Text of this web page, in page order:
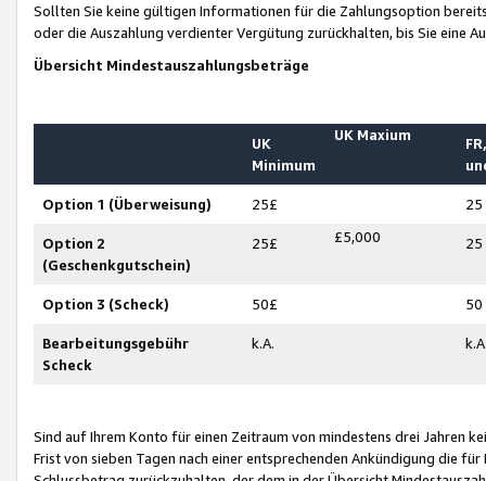
Sollten Sie keine gültigen Informationen für die Zahlungsoption
oder die Auszahlung verdienter Vergütung zurückhalten, bis Sie
Übersicht Mindestauszahlungsbeträge
UK
Minimum
UK Maxium
Option 1 (Überweisung) 25£ 25
Option 2
(Geschenkgutschein)
25£ £5,000 25
Option 3 (Scheck) 50£ 50
Bearbeitungsgebühr
Scheck
k.A.
Sind auf Ihrem Konto für einen Zeitraum von mindestens drei Jahren
Frist von sieben Tagen nach einer entsprechenden Ankündigung die